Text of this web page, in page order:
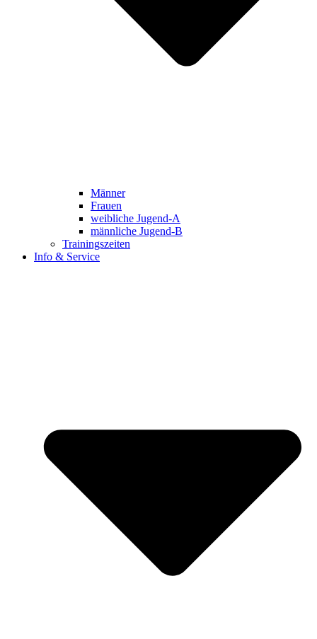
Männer
Frauen
weibliche Jugend-A
männliche Jugend-B
Trainingszeiten
Info & Service